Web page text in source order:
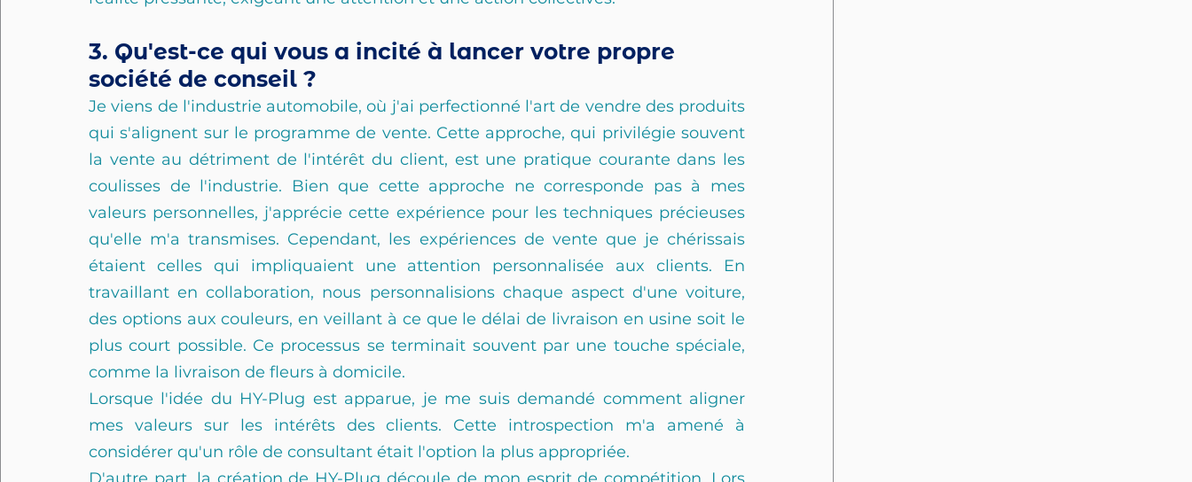
3. Qu'est-ce qui vous a incité à lancer votre propre
société de conseil ?
Je viens de l'industrie automobile, où j'ai perfectionné l'art de vendre des produits
qui s'alignent sur le programme de vente. Cette approche, qui privilégie souvent
la vente au détriment de l'intérêt du client, est une pratique courante dans les
coulisses de l'industrie. Bien que cette approche ne corresponde pas à mes
valeurs personnelles, j'apprécie cette expérience pour les techniques précieuses
qu'elle m'a transmises. Cependant, les expériences de vente que je chérissais
étaient celles qui impliquaient une attention personnalisée aux clients. En
travaillant en collaboration, nous personnalisions chaque aspect d'une voiture,
des options aux couleurs, en veillant à ce que le délai de livraison en usine soit le
plus court possible. Ce processus se terminait souvent par une touche spéciale,
comme la livraison de fleurs à domicile.
Lorsque l'idée du HY-Plug est apparue, je me suis demandé comment aligner
mes valeurs sur les intérêts des clients. Cette introspection m'a amené à
considérer qu'un rôle de consultant était l'option la plus appropriée.